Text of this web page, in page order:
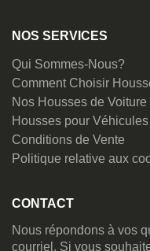
NOS SERVICES
Qui Sommes-Nous?
Comment Choisir
Nos Housses de Voiture
Housses pour
Conditions de Vente
Politique relative aux
CONTACT
Nous répondons à vos
courriel. Si vous